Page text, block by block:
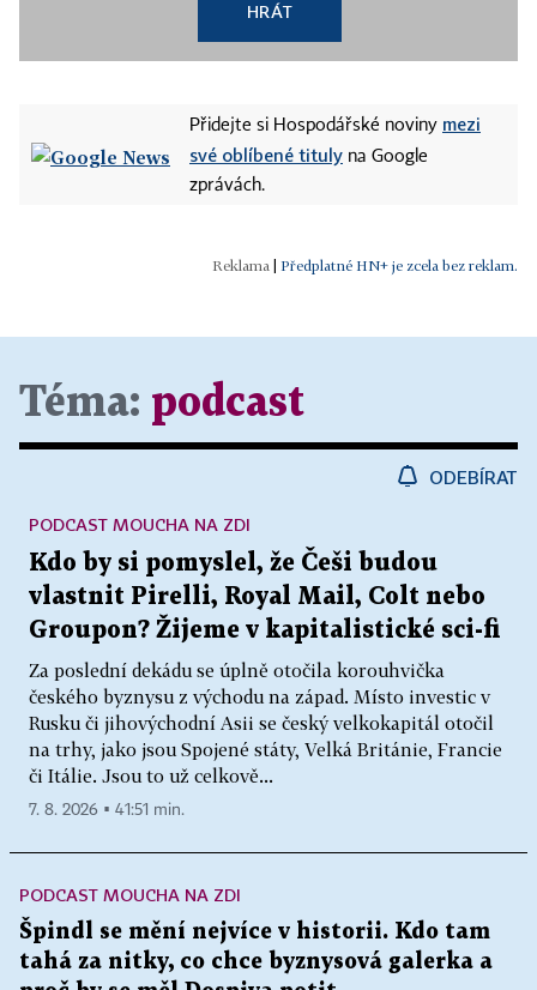
HRÁT
Přidejte si Hospodářské noviny mezi
své oblíbené tituly na Google
zprávách.
Předplatné HN+ je zcela bez reklam.
Téma: podcast
ODEBÍRAT
Kdo by si pomyslel, že Češi budou
vlastnit Pirelli, Royal Mail, Colt nebo
Groupon? Žijeme v kapitalistické sci-fi
Za poslední dekádu se úplně otočila korouhvička
českého byznysu z východu na západ. Místo investic v
Rusku či jihovýchodní Asii se český velkokapitál otočil
na trhy, jako jsou Spojené státy, Velká Británie, Francie
či Itálie. Jsou to už celkově...
PODCAST MOUCHA NA ZDI
7. 8. 2026 ▪ 41:51 min.
PODCAST MOUCHA NA ZDI
Špindl se mění nejvíce v historii. Kdo tam
tahá za nitky, co chce byznysová galerka a